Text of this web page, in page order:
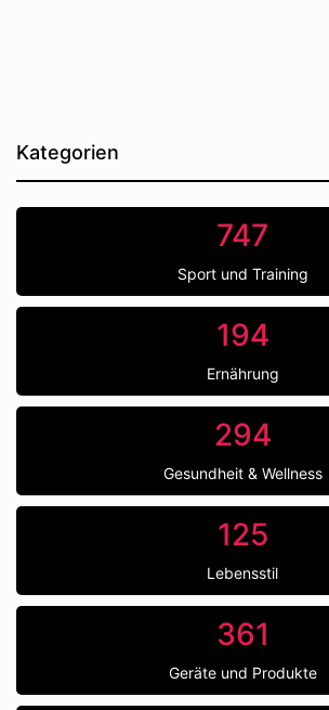
Kategorien
747
Sport und Training
194
Ernährung
294
Gesundheit & Wellness
125
Lebensstil
361
Geräte und Produkte